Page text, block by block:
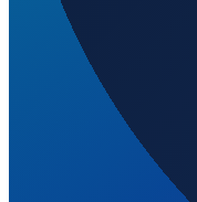
Barcelona